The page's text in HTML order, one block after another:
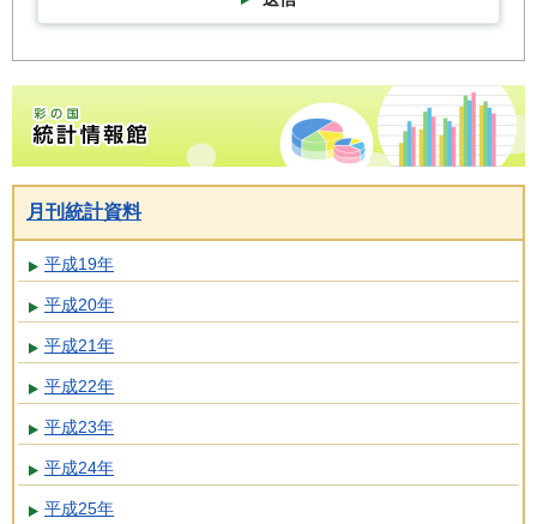
彩の国統計情報館トップページ
月刊統計資料
平成19年
平成20年
平成21年
平成22年
平成23年
平成24年
平成25年